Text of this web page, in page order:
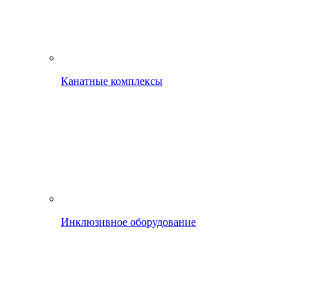
Канатные комплексы
Инклюзивное оборудование